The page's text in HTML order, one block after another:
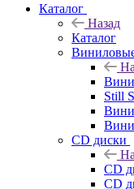
Каталог
Назад
Каталог
Still
CD диски
CD
CD